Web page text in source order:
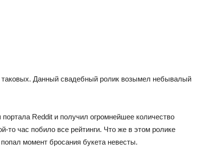
таковых. Данный свадебный ролик возымел небывалый
Reddit и получил огромнейшее количество
то час побило все рейтинги. Что же в этом ролике
момент бросания букета невесты.